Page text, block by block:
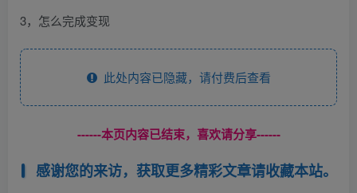
3，怎么完成变现
此处内容已隐藏，请付费后查看
------本页内容已结束，喜欢请分享------
感谢您的来访，获取更多精彩文章请收藏本站。